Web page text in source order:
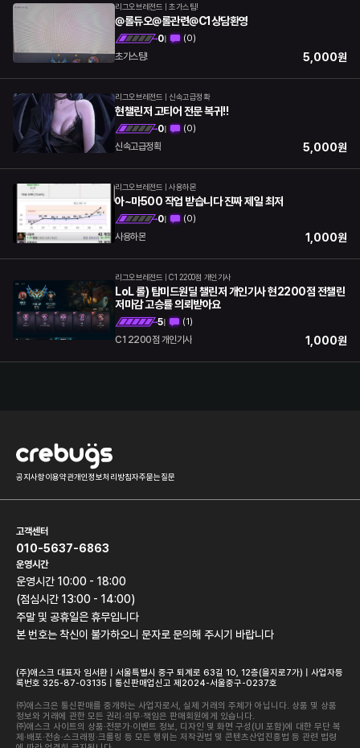
리그오브레전드 | 초가스팀!
@롤듀오@롤관련@C1상담환영
0| (0)
초가스팀! 5,000원
리그오브레전드 | 신속고급정확
현챌린저 고티어 전문 복귀!!
0| (0)
신속고급정확 5,000원
리그오브레전드 | 사용하몬
아~마500 작업 받습니다 진짜 제일 최저
0| (0)
사용하몬 1,000원
리그오브레전드 | C1 2200점 개인기사
LoL 롤) 탑미드원딜 챌린저 개인기사 현2200점 전챌린
저마감 고승률 의뢰받아요
5| (1 )
C1 2200점 개인기사 1,000원
공지사항이용약관개인정보처리방침자주묻는질문
고객센터
010-5637-6863
운영시간
운영시간 10:00 - 18:00
(점심시간 13:00 - 14:00)
주말 및 공휴일은 휴무입니다
본 번호는 착신이 불가하오니 문자로 문의해 주시기 바랍니다
(주)애스크 대표자 임서환 | 서울특별시 중구 퇴계로 63길 10, 12층(을지로7가) | 사업자등
록번호 325-87-03135 | 통신판매업신고 제2024-서울중구-0237호
㈜애스크은 통신판매를 중개하는 사업자로서, 실제 거래의 주체가 아닙니다. 상품 및 상품
정보와 거래에 관한 모든 권리·의무·책임은 판매회원에게 있습니다.
㈜애스크 사이트의 상품·전문가·이벤트 정보, 디자인 및 화면 구성(UI 포함)에 대한 무단 복
제·배포·전송·스크래핑·크롤링 등 모든 행위는 저작권법 및 콘텐츠산업진흥법 등 관련 법령